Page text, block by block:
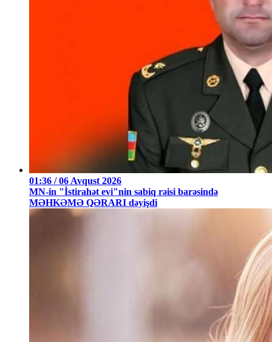
01:36 / 06 Avqust 2026
MN-in "İstirahət evi"nin sabiq rəisi barəsində
MƏHKƏMƏ QƏRARI dəyişdi